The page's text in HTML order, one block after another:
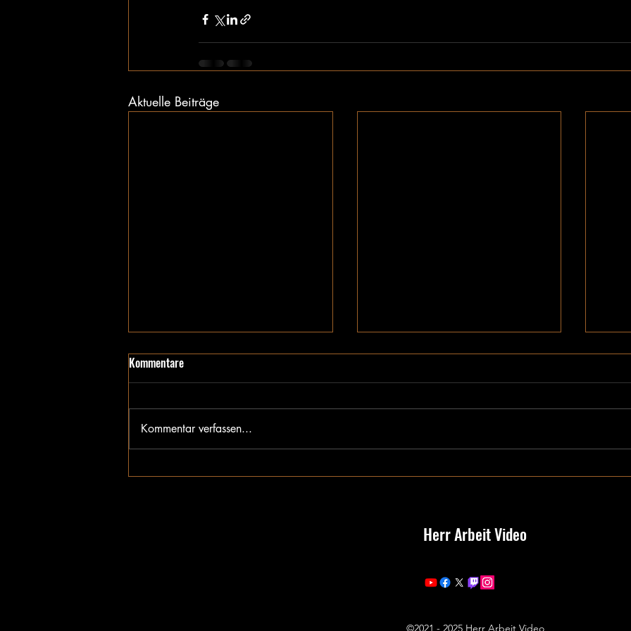
Aktuelle Beiträge
Requiem
Kommentare
Kommentar verfassen...
Herr Arbeit Video
©2021 - 2025 Herr Arbeit Video